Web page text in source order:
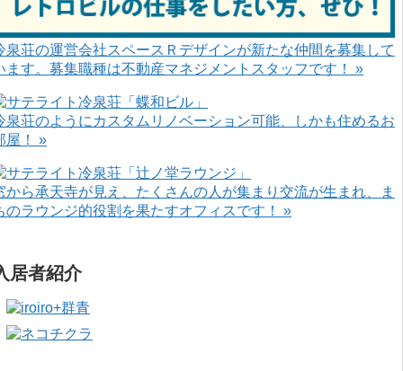
泉荘の運営会社スペースＲデザインが新たな仲間を募集して
ます。募集職種は不動産マネジメントスタッフです！ »
泉荘のようにカスタムリノベーション可能、しかも住めるお
屋！ »
から承天寺が見え、たくさんの人が集まり交流が生まれ、ま
のラウンジ的役割を果たすオフィスです！ »
居者紹介